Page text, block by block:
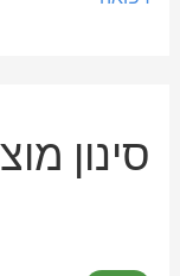
סינון